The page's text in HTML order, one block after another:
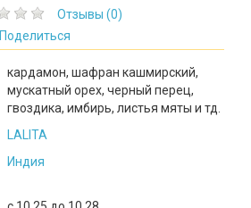
Отзывы (0)
Поделиться
кардамон, шафран кашмирский,
мускатный орех, черный перец,
гвоздика, имбирь, листья мяты и тд.
LALITA
Индия